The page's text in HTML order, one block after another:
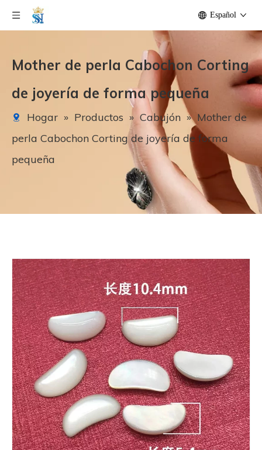
Español
Mother de perla Cabochon Corting
de joyería de forma pequeña
Hogar » Productos » Cabujón » Mother de
perla Cabochon Corting de joyería de forma
pequeña